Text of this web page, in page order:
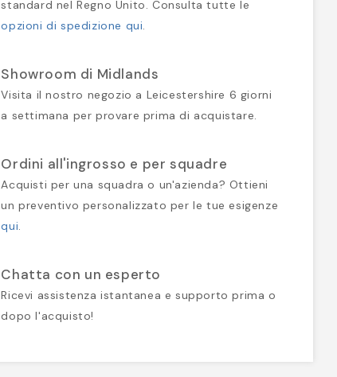
standard nel Regno Unito. Consulta tutte le
opzioni di spedizione qui.
Showroom di Midlands
Visita il nostro negozio a Leicestershire 6 giorni
a settimana per provare prima di acquistare.
Ordini all'ingrosso e per squadre
Acquisti per una squadra o un'azienda? Ottieni
un preventivo personalizzato per le tue esigenze
qui.
Chatta con un esperto
Ricevi assistenza istantanea e supporto prima o
dopo l'acquisto!